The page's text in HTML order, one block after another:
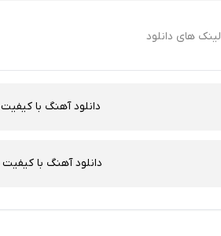
لینک های دانلود
دانلود آهنگ با کیفیت 128
دانلود آهنگ با کیفیت 320